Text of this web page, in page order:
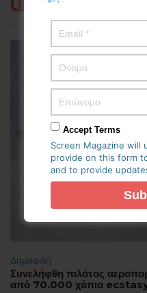
Δημοφιλή
Συνελήφθη πιλότος
από 70.000 χάπια ecstasy
Accept Terms
Screen Magazine will
provide on this form
and to provide